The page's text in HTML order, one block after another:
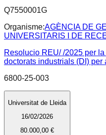
Q7550001G
Organisme:AGÈNCIA DE
UNIVERSITARIS I DE
Resolucio REU/ /2025 per
doctorats industrials (DI) per
6800-25-003
Universitat de Lleida
16/02/2026
80.000,00 €